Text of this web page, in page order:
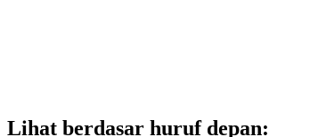
Lihat berdasar huruf depan: